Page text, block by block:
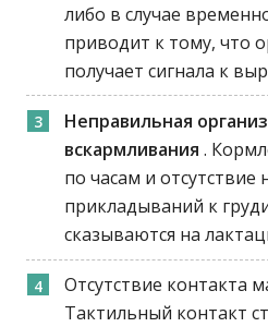
либо в случае
приводит к тому, что
получает сигнала к
Неправильная
вскармливания.
по часам и отсутствие
прикладываний к
сказываются на
Отсутствие контакта
Тактильный контакт